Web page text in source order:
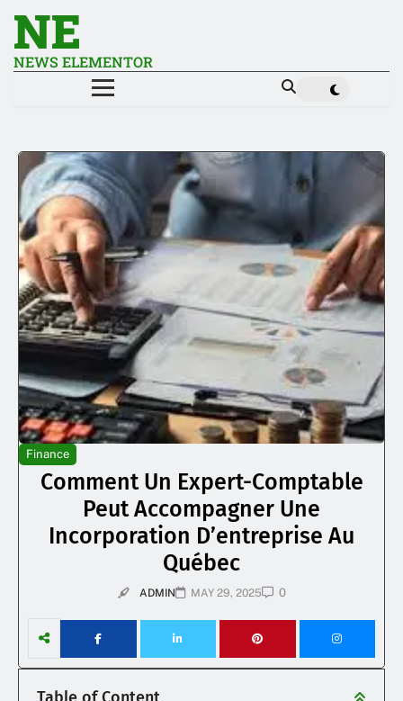
NE
NEWS ELEMENTOR
Finance
Comment Un Expert-Comptable
Peut Accompagner Une
Incorporation D’entreprise Au
Québec
ADMIN MAY 29, 2025 0